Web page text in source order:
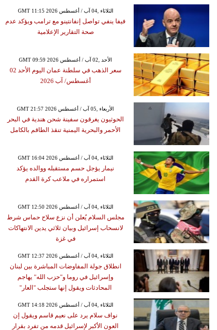
GMT 11:15 2026 الثلاثاء ,04 آب / أغسطس
فيفا ينفي تواصل إنفانتينو مع ترامب ويؤكد عدم
صحة التقارير الإعلامية
GMT 09:59 2026 الأحد ,02 آب / أغسطس
سعر الذهب في سلطنة عمان اليوم الأحد 02
أغسطس/ آب 2026
GMT 21:57 2026 الأربعاء ,05 آب / أغسطس
الحوثيون يغرقون سفينة شحن هندية في البحر
الأحمر والبحرية اليمنية تنقذ الطاقم بالكامل
GMT 16:04 2026 الثلاثاء ,04 آب / أغسطس
نيمار يؤجل حسم مستقبله ووالده يؤكد
استمراره في ملاعب كرة القدم
GMT 12:50 2026 الثلاثاء ,04 آب / أغسطس
مجلس السلام يُعلن أن نزع سلاح حماس شرط
لانسحاب إسرائيل وبيان ثلاثي يدين الانتهاكات
في غزة
GMT 12:37 2026 الثلاثاء ,04 آب / أغسطس
انطلاق جولة المفاوضات المباشرة بين لبنان
وإسرائيل في روما و"حزب الله" يهاجم
المحادثات ويقول إنها ستجلب "العار"
GMT 14:18 2026 الثلاثاء ,04 آب / أغسطس
نواف سلام يرد على نعيم قاسم ويقول إن
العون الأكبر لإسرائيل قدمه من تفرد بقرار